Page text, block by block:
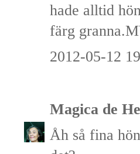
hade alltid
färg
2012-05-12
Magica de
Åh så fina